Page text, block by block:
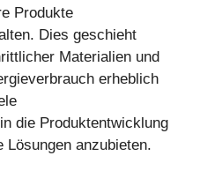
Produkte
Dies geschieht
Materialien und
erheblich
die Produktentwicklung
Lösungen anzubieten.